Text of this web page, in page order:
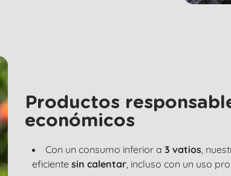
Productos
económicos
Con un consumo inferior a 3 vatios ,
eficiente sin calentar, incluso con un uso